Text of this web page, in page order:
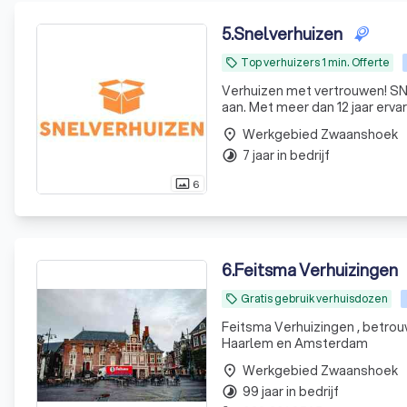
photo_size_select_actual 6
5.Snelverhuizen
local_offer Top verhuizers 1 min. Offerte
Verhuizen met vertrouwen!
aan. Met meer dan 12 jaar
toonaangevende
place Werkgebied Zwaanshoek
timelapse 7 jaar in bedrijf
6.Feitsma Verhuizingen
local_offer Gratis gebruik verhuisdozen
Feitsma Verhuizingen ,
Haarlem en Amsterdam
place Werkgebied Zwaanshoek
timelapse 99 jaar in bedrijf